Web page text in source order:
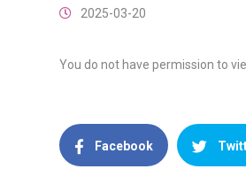
2025-03-20
You do not have permission to
Facebook